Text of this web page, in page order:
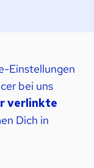
Einstellungen
bei uns
verlinkte
Dich in